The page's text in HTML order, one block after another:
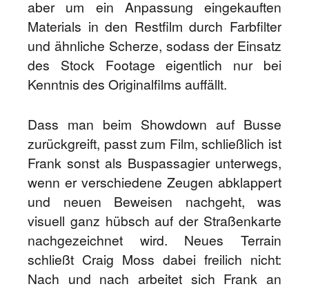
aber um ein Anpassung eingekauften
Materials in den Restfilm durch Farbfilter
und ähnliche Scherze, sodass der Einsatz
des Stock Footage eigentlich nur bei
Kenntnis des Originalfilms auffällt.
Dass man beim Showdown auf Busse
zurückgreift, passt zum Film, schließlich ist
Frank sonst als Buspassagier unterwegs,
wenn er verschiedene Zeugen abklappert
und neuen Beweisen nachgeht, was
visuell ganz hübsch auf der Straßenkarte
nachgezeichnet wird. Neues Terrain
schließt Craig Moss dabei freilich nicht:
Nach und nach arbeitet sich Frank an